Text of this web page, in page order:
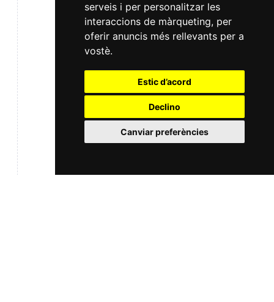
serveis i per personalitzar les
interaccions de màrqueting, per
oferir anuncis més rellevants per a
vostè.
Estic d’acord
Declino
Canviar preferències